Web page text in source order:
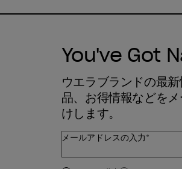
You've Got
ウエラブランドの最
品、お得情報などを
けします。
メールアドレスの入力*